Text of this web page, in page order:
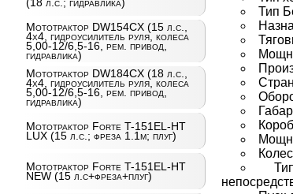
Мототрактор DW154CX (15 л.с.,
4х4, гидроусилитель руля, колеса
5,00-12/6,5-16, рем. привод,
гидравлика)
Мототрактор DW184CX (18 л.с.,
4х4, гидроусилитель руля, колеса
5,00-12/6,5-16, рем. привод,
гидравлика)
Мототрактор Forte T-151EL-HT
LUX (15 л.с.; фреза 1.1м; плуг)
Мототрактор Forte T-151EL-HT
NEW (15 л.с+фреза+плуг)
Тип